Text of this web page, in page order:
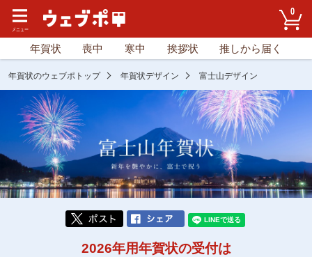
0
年賀状 喪中 寒中 挨拶状 推しから届く
年賀状のウェブポトップ 年賀状デザイン 富士山デザイン
2026年用年賀状の受付は